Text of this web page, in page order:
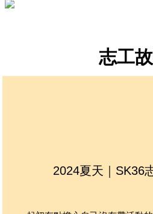
過去團員的分享
服務地區非疫區，不需要特
詢問家庭醫生或旅遊門診
主要溝通語言為英文，教學
志工
2024夏天｜SK36